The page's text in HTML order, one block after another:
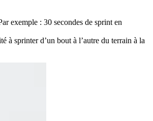
exemple : 30 secondes de sprint en
à sprinter d’un bout à l’autre du terrain à la